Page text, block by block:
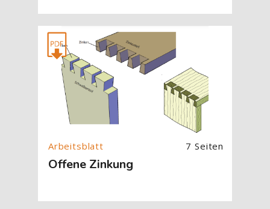
[Cocoon] About (Text with Image) überspringen
7 Seiten
Offene Zinkung